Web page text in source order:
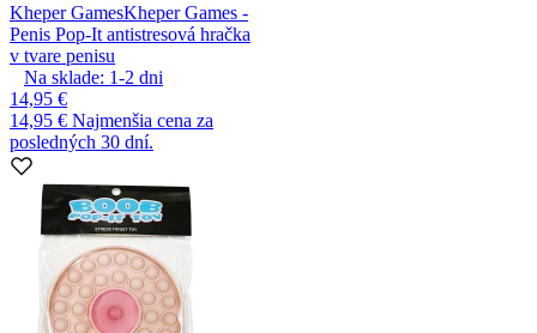
Kheper GamesKheper Games -
Penis Pop-It antistresová hračka
v tvare penisu
Na sklade: 1-2 dni
14,95 €
14,95 € Najmenšia cena za
posledných 30 dní.